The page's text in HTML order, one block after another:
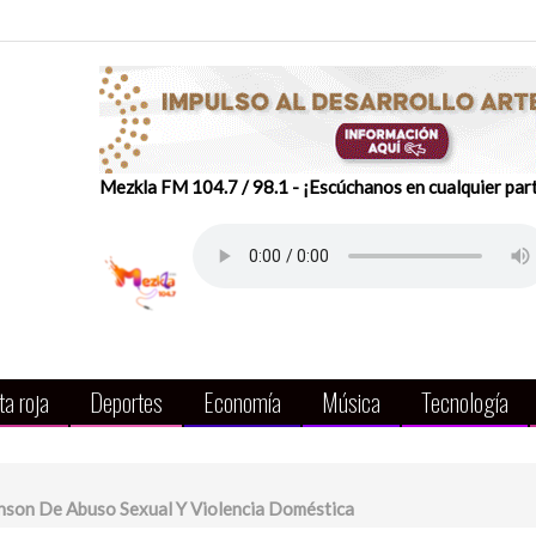
Mezkla FM 104.7 / 98.1 - ¡Escúchanos en cualquier
roja Deportes Economía Música Tecnología
De Abuso Sexual Y Violencia Doméstica